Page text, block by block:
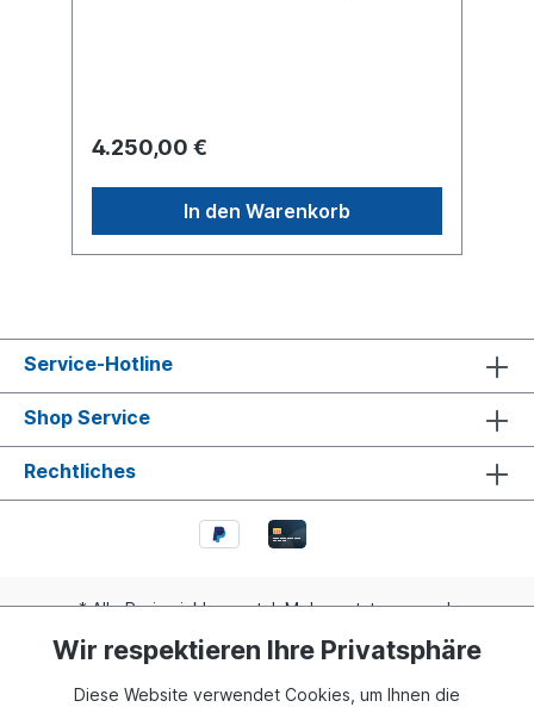
Massenveranstaltung sowie der
4.250,00 €
In den Warenkorb
Service-Hotline
Shop Service
Rechtliches
* Alle Preise inkl. gesetzl. Mehrwertsteuer zzgl.
anders angegeben.
Wir respektieren Ihre Privatsphäre
Diese Website verwendet Cookies, um Ihnen die